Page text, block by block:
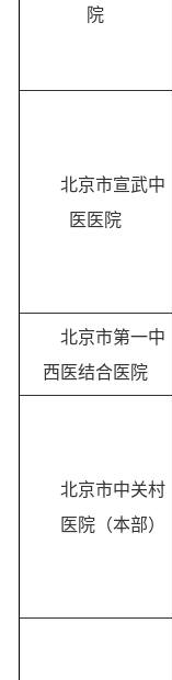
院
北京市宣武中
医医院
北京市第一中
西医结合医院
北京市中关村
医院（本部）